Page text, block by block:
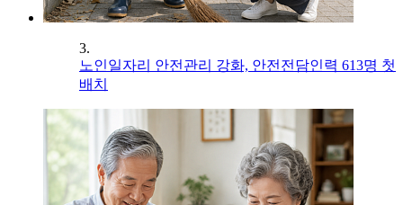
3.
노인일자리 안전관리 강화, 안전전담인력 613명 첫
배치